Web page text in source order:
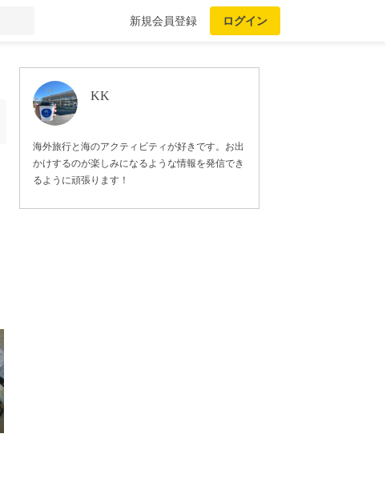
新規会員登録 ログイン
KK
海外旅行と海のアクティビティが好きです。お出
かけするのが楽しみになるような情報を発信でき
るように頑張ります！